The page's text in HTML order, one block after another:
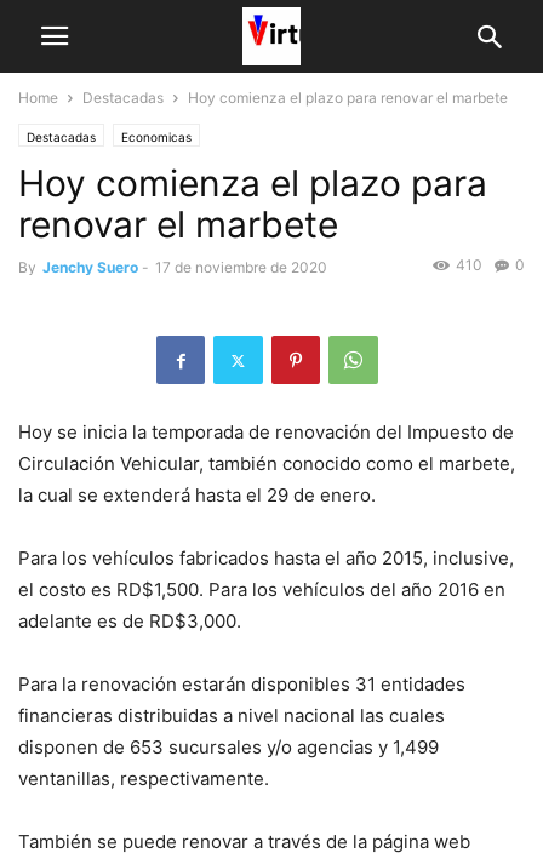
Home Destacadas Hoy comienza el plazo para renovar el marbete
Destacadas Economicas
Hoy comienza el plazo para
renovar el marbete
By Jenchy Suero - 17 de noviembre de 2020 0
410
Hoy se inicia la temporada de renovación del Impuesto de
Circulación Vehicular, también conocido como el marbete,
la cual se extenderá hasta el 29 de enero.
Para los vehículos fabricados hasta el año 2015, inclusive,
el costo es RD$1,500. Para los vehículos del año 2016 en
adelante es de RD$3,000.
Para la renovación estarán disponibles 31 entidades
financieras distribuidas a nivel nacional las cuales
disponen de 653 sucursales y/o agencias y 1,499
ventanillas, respectivamente.
También se puede renovar a través de la página web